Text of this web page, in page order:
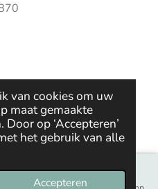
van cookies om uw
maat gemaakte
op ‘Accepteren’
het gebruik van alle
Accepteren